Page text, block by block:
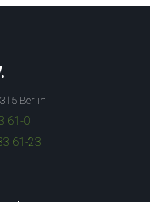
Berlin
61-0
61-23